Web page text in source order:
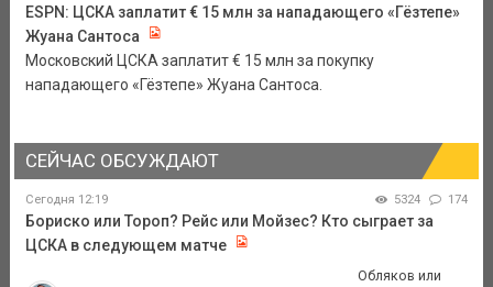
ESPN: ЦСКА заплатит € 15 млн за нападающего «Гёзтепе»
Жуана Сантоса
Московский ЦСКА заплатит € 15 млн за покупку
нападающего «Гёзтепе» Жуана Сантоса.
СЕЙЧАС ОБСУЖДАЮТ
Сегодня 12:19 5324 174
Бориско или Тороп? Рейс или Мойзес? Кто сыграет за
ЦСКА в следующем матче
Обляков или